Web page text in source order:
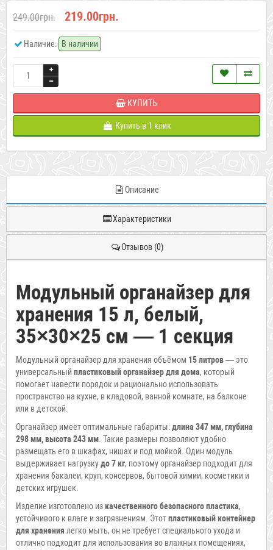
249.00грн. 219.00грн.
Наличие: В наличии
КУПИТЬ
Купить в 1 клик
Описание
Характеристики
Отзывов (0)
Модульный органайзер для
хранения 15 л, белый,
35×30×25 см — 1 секция
Модульный органайзер для хранения объёмом 15 литров— это
универсальный пластиковый органайзер для дома, который
помогает навести порядок и рационально использовать
пространство на кухне, в кладовой, ванной комнате, на балконе
или в детской.
Органайзер имеет оптимальные габариты:длина 347 мм, глубина
298 мм, высота 243 мм . Такие размеры позволяют удобно
размещать его в шкафах, нишах и под мойкой. Один модуль
выдерживает нагрузкудо 7 кг, поэтому органайзер подходит для
хранения бакалеи, круп, консервов, бытовой химии, косметики и
детских игрушек.
Изделие изготовлено изкачественного безопасного пластика,
устойчивого к влаге и загрязнениям. Этотпластиковый контейнер
для хранения легко мыть, он не требует специального ухода и
отлично подходит для использования во влажных помещениях,